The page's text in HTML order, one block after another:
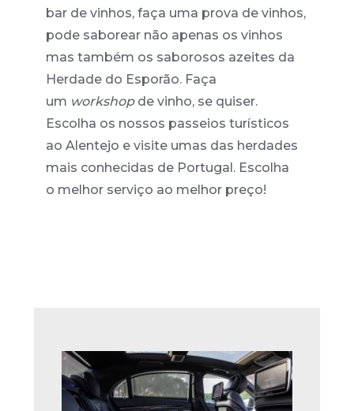
bar de vinhos, faça uma prova de vinhos,
pode saborear não apenas os vinhos
mas também os saborosos azeites da
Herdade do Esporão. Faça
um workshopde vinho, se quiser.
Escolha os nossos passeios turísticos
ao Alentejo e visite umas das herdades
mais conhecidas de Portugal. Escolha
o melhor serviço ao melhor preço!